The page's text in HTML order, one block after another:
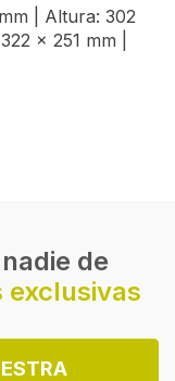
| Altura: 302
x 251 mm |
de
exclusivas